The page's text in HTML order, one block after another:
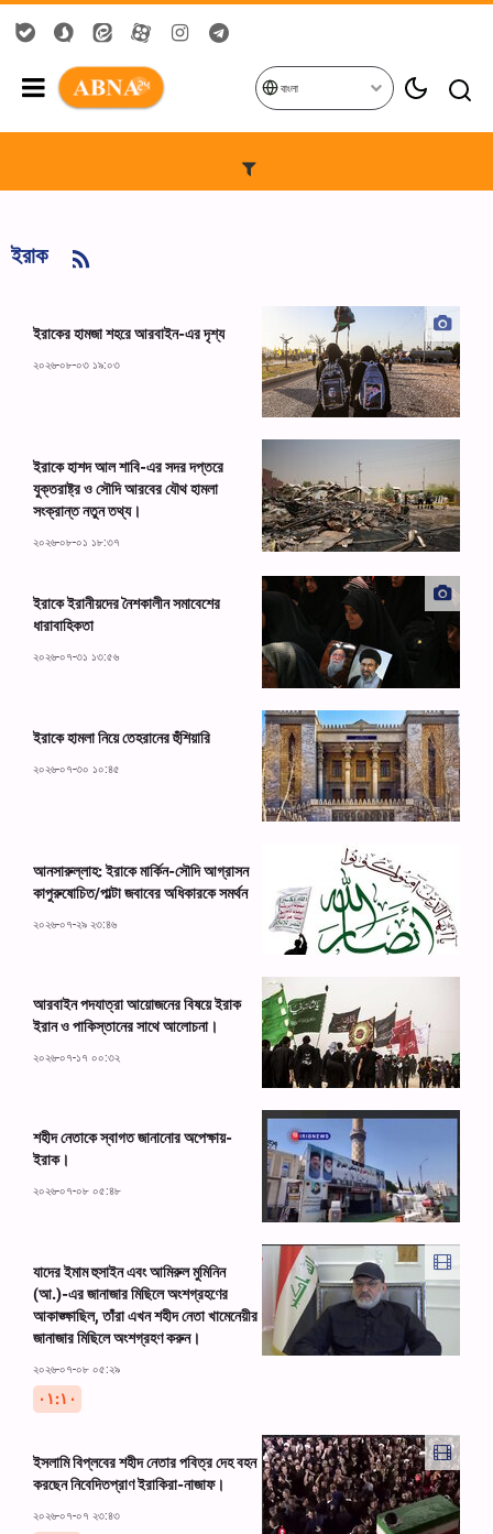
বাংলা
ইরাক
ইরাকের হামজা শহরে আরবাইন-এর দৃশ্য
২০২৬-০৮-০৩ ১৯:০৩
ইরাকে হাশদ আল শাবি-এর সদর দপ্তরে
যুক্তরাষ্ট্র ও সৌদি আরবের যৌথ হামলা
সংক্রান্ত নতুন তথ্য।
২০২৬-০৮-০১ ১৮:৩৭
ইরাকে ইরানীয়দের নৈশকালীন সমাবেশের
ধারাবাহিকতা
২০২৬-০৭-৩১ ১৩:৫৬
ইরাকে হামলা নিয়ে তেহরানের হুঁশিয়ারি
২০২৬-০৭-৩০ ১০:৪৫
আনসারুল্লাহ: ইরাকে মার্কিন-সৌদি আগ্রাসন
কাপুরুষোচিত/পাল্টা জবাবের অধিকারকে সমর্থন
২০২৬-০৭-২৯ ২৩:৪৬
আরবাইন পদযাত্রা আয়োজনের বিষয়ে ইরাক
ইরান ও পাকিস্তানের সাথে আলোচনা।
২০২৬-০৭-১৭ ০০:৩২
শহীদ নেতাকে স্বাগত জানানোর অপেক্ষায়-
ইরাক।
২০২৬-০৭-০৮ ০৫:৪৮
যাদের ইমাম হুসাইন এবং আমিরুল মুমিনিন
(আ.)-এর জানাজার মিছিলে অংশগ্রহণের
আকাঙ্ক্ষাছিল, তাঁরা এখন শহীদ নেতা খামেনেয়ীর
জানাজার মিছিলে অংশগ্রহণ করুন।
২০২৬-০৭-০৮ ০৫:২৯
۰۱:۱۰
ইসলামি বিপ্লবের শহীদ নেতার পবিত্র দেহ বহন
করছেন নিবেদিতপ্রাণ ইরাকিরা-নাজাফ।
২০২৬-০৭-০৭ ২৩:৪৩